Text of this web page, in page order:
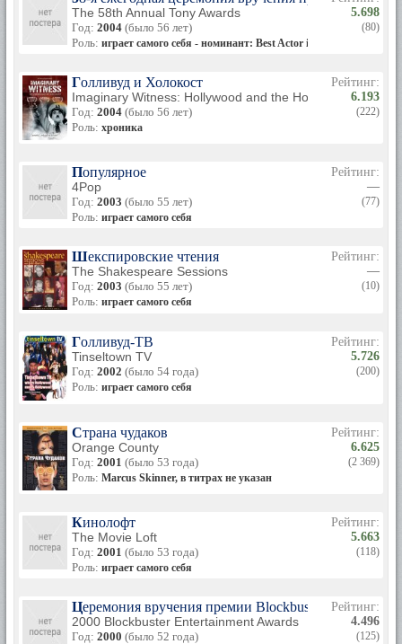
The 58th Annual Tony Awards
Год: 2004 (было 56 лет)
Роль: играет самого себя - номинант: Best Actor in a Play
5.698
(80)
Голливуд и Холокост
Imaginary Witness: Hollywood and the Holocaust
Год: 2004 (было 56 лет)
Роль: хроника
Рейтинг:
6.193
(222)
Популярное
4Pop
Год: 2003 (было 55 лет)
Роль: играет самого себя
Рейтинг:
—
(77)
Шекспировские чтения
The Shakespeare Sessions
Год: 2003 (было 55 лет)
Роль: играет самого себя
Рейтинг:
—
(10)
Голливуд-ТВ
Tinseltown TV
Год: 2002 (было 54 года)
Роль: играет самого себя
Рейтинг:
5.726
(200)
Страна чудаков
Orange County
Год: 2001 (было 53 года)
Роль: Marcus Skinner, в титрах не указан
Рейтинг:
6.625
(2 369)
Кинолофт
The Movie Loft
Год: 2001 (было 53 года)
Роль: играет самого себя
Рейтинг:
5.663
(118)
Церемония вручения премии Blockbuster
2000 Blockbuster Entertainment Awards
Год: 2000 (было 52 года)
Рейтинг:
4.496
(125)